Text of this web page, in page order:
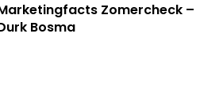
Zomercheck –
Bosma